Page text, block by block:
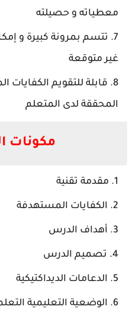
معطياته و حصيلته
تتسم بمرونة كبيرة و
غير متوقعة
قابلة للتقويم الكفايات
المحققة لدى المتعلم
مكونات
مقدمة تقنية
الكفايات المستهدفة
أهداف الدرس
تصميم الدرس
الدعامات الديداكتيكية
الوضعية التعليمية